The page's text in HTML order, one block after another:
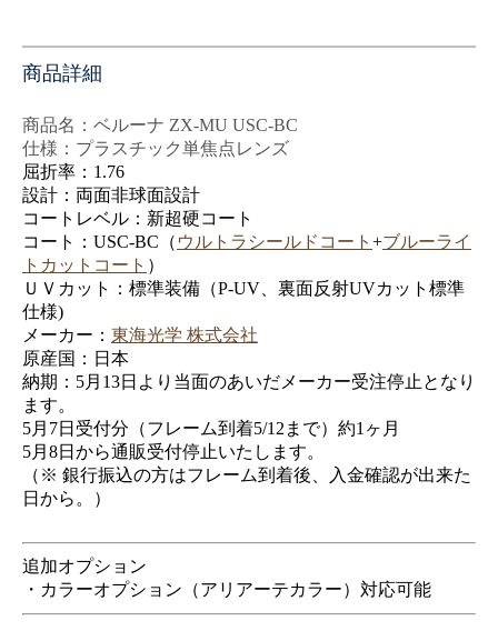
商品詳細
商品名： ベルーナ ZX-MU USC-BC
仕様：プラスチック単焦点レンズ
屈折率：1.76
設計：両面非球面設計
コートレベル：新超硬コート
コート：USC-BC（ ウルトラシールドコート +ブルーライ
トカットコート ）
ＵＶカット：標準装備（P-UV、裏面反射UVカット標準
仕様)
メーカー： 東海光学 株式会社
原産国：日本
納期：5月13日より当面のあいだメーカー受注停止となり
ます。
5月7日受付分（フレーム到着5/12まで）約1ヶ月
5月8日から通販受付停止いたします。
（※ 銀行振込の方はフレーム到着後、入金確認が出来た
日から。）
追加オプション
・カラーオプション（アリアーテカラー）対応可能